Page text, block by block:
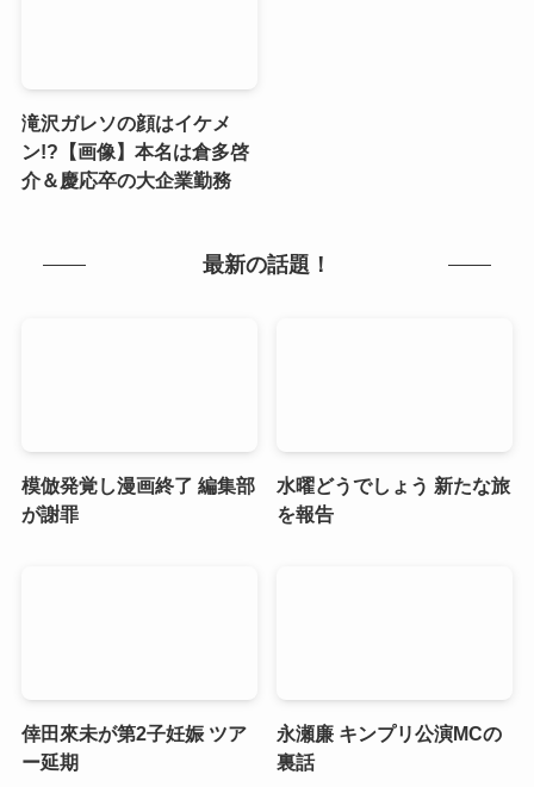
滝沢ガレソの顔はイケメ
ン!?【画像】本名は倉多啓
介＆慶応卒の大企業勤務
最新の話題！
模倣発覚し漫画終了 編集部
が謝罪
水曜どうでしょう 新たな旅
を報告
倖田來未が第2子妊娠 ツア
ー延期
永瀬廉 キンプリ公演MCの
裏話